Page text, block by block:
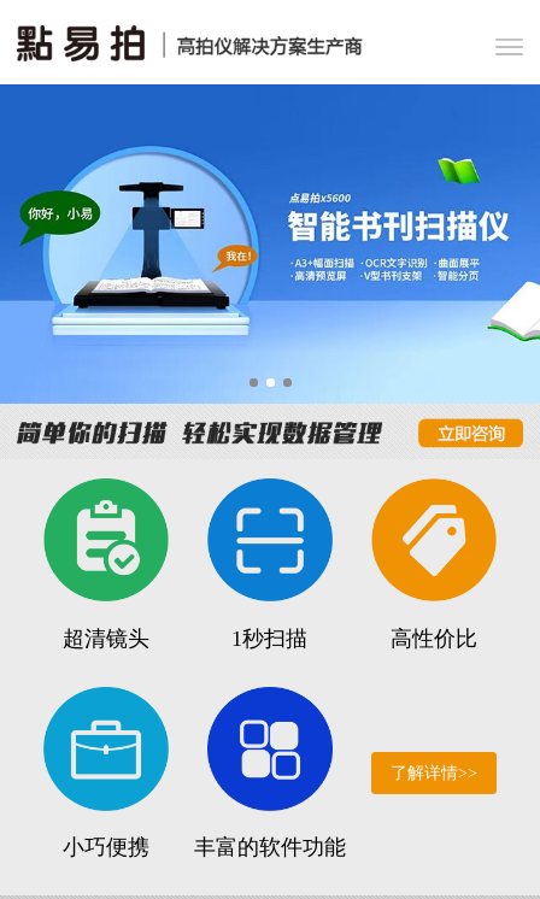
超清镜头 1秒扫描 高性价比
小巧便携 丰富的软件功能
了解详情>>